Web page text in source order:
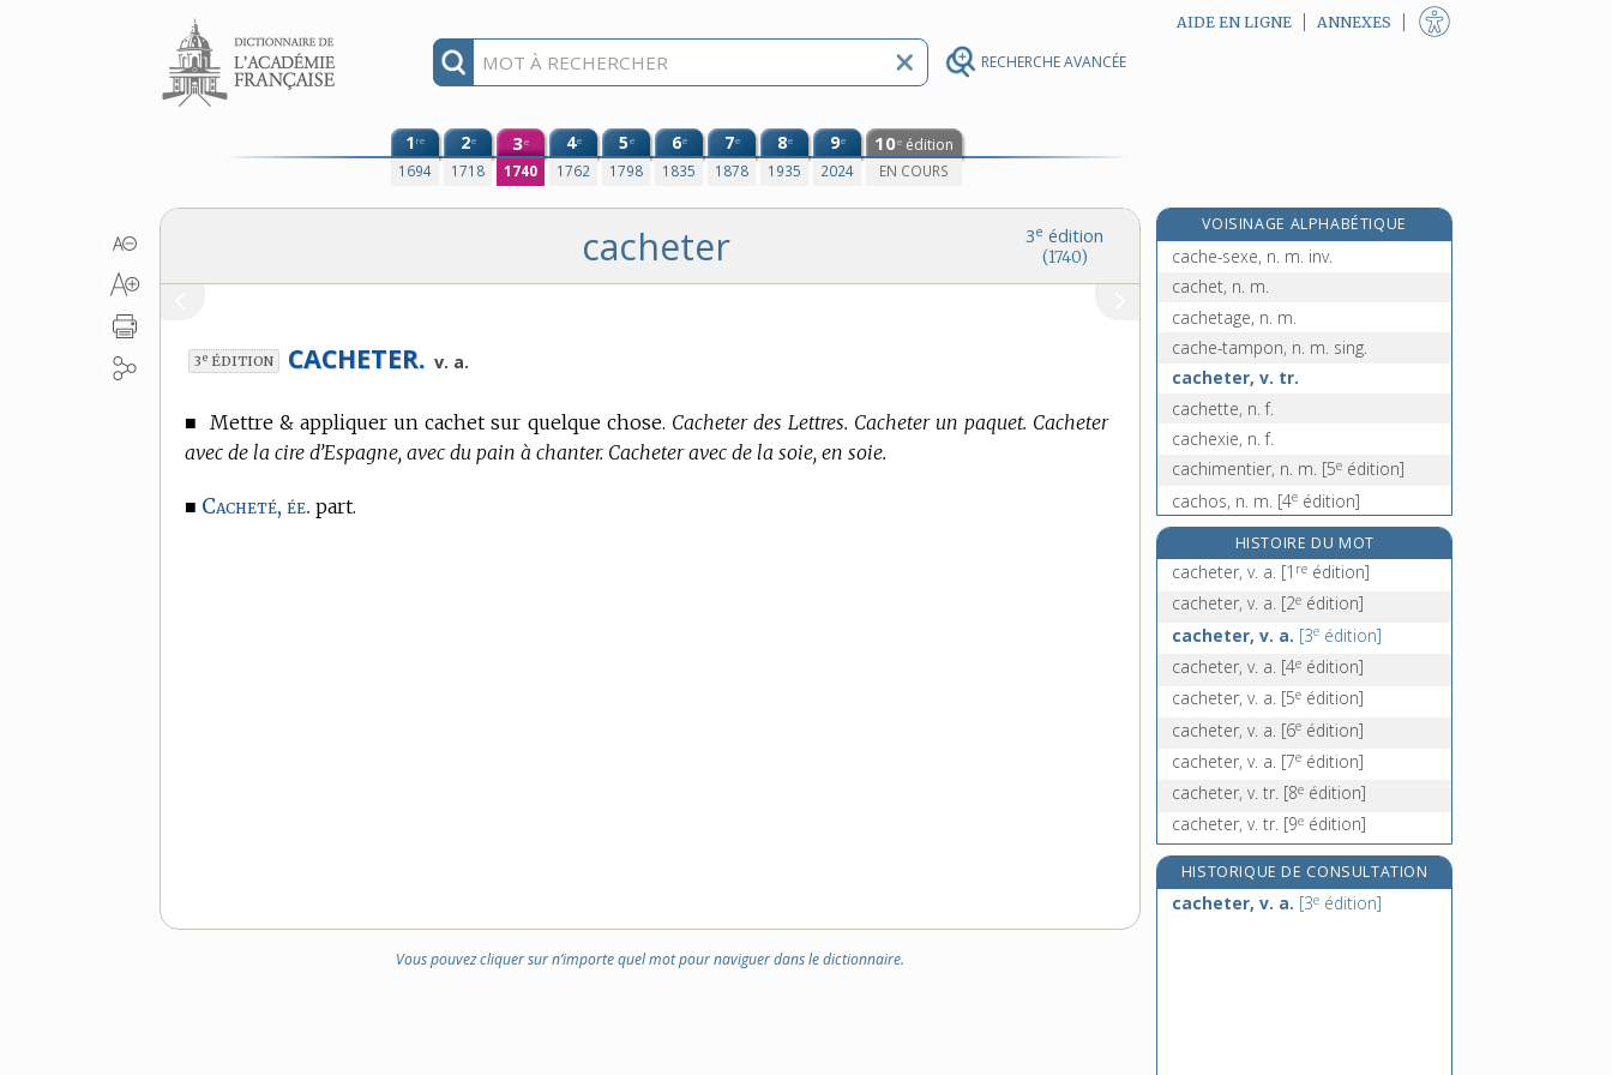
RECHERCHE AVANCÉE
Aller au contenu AIDE EN LIGNE ANNEXES
1re
1694
2e
1718
3e
1740
4e
1762
5e
1798
6e
1835
7e
1878
8e
1935
9e
2024
10e édition
EN COURS
3e édition
(1740)
cacheter
3e ÉDITION CACHETER. v. a.
■ Mettre & appliquer un cachet sur quelque chose. Cacheter des Lettres. Cacheter un paquet. Cacheter
avec de la cire d’Espagne, avec du pain à chanter. Cacheter avec de la soie, en soie.
■ Cacheté, ée. part.
Vous pouvez cliquer sur n’importe quel mot pour naviguer dans le dictionnaire.
VOISINAGE ALPHABÉTIQUE
cache-radiateur, n. m. inv.
cache-sexe, n. m. inv.
cachet, n. m.
cachetage, n. m.
cache-tampon, n. m. sing.
cacheter, v. tr.
cachette, n. f.
cachexie, n. f.
cachimentier, n. m. [5e édition]
cachos, n. m. [4e édition]
cachot, n. m.
cachotter, v. tr.
cachotterie, n. f.
cachottier, -ière, n.
HISTOIRE DU MOT
cacheter, v. a. [1 re édition]
cacheter, v. a. [2e édition]
cacheter, v. a. [3e édition]
cacheter, v. a. [4e édition]
cacheter, v. a. [5e édition]
cacheter, v. a. [6e édition]
cacheter, v. a. [7e édition]
cacheter, v. tr. [8e édition]
cacheter, v. tr. [9e édition]
HISTORIQUE DE CONSULTATION
cacheter, v. a. [3e édition]